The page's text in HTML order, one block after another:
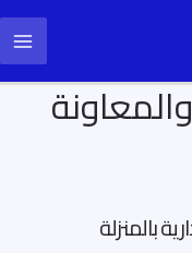
بالمنزلة